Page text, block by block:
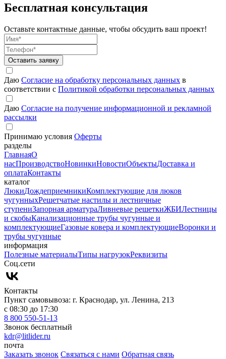
Бесплатная консультация
Оставьте контактные данные, чтобы обсудить ваш проект!
Оставить заявку
Даю Согласие на обработку персональных данных в
соответствии с Политикой обработки персональных данных
Даю Согласие на получение информационной и рекламной
рассылки
Принимаю условия Оферты
разделы
ГлавнаяО
насПроизводствоНовинкиНовостиОбъектыДоставка и
оплатаКонтакты
каталог
ЛюкиДождеприемникиКомплектующие для люков
чугунныхРешетчатые настилы и лестничные
ступениЗапорная арматураЛивневые решеткиЖБИЛестницы
и скобыКанализационные трубы чугунные и
комплектующиеГазовые ковера и комплектующиеВоронки и
трубы чугунные
информация
Полезные материалыТипы нагрузокРеквизиты
Cоц.сети
Контакты
Пункт самовывоза: г. Краснодар, ул. Ленина, 213
с 08:30 до 17:30
8 800 550-51-13
Звонок бесплатный
kdr@litlider.ru
почта
Заказать звонок Связаться с нами Обратная связь